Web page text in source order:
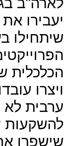
יעבירו
שיתחילו
ויצרו
ערבית לא
להשקעות
שישפרו